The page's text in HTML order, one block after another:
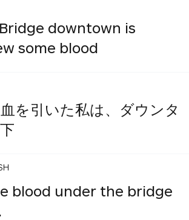
downtown is
some blood
を引いた私は、ダウンタ
blood under the bridge